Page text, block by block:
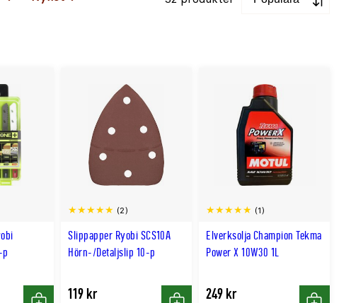
p
Slippapper Ryobi SCS10A
Hörn-/Detaljslip 10-p
(2)
119 kr
Elverksolja Champion Tekma
Power X 10W30 1L
(1)
249 kr